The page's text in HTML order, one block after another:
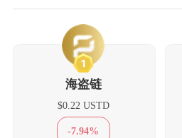
1
海盗链
$0.22 USTD
-7.94%